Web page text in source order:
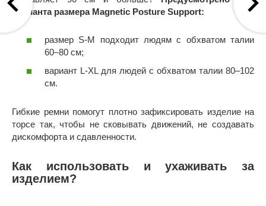
варианта размера Magnetic Posture Support:
размер S-M подходит людям с обхватом талии
60–80 см;
вариант L-XL для людей с обхватом талии 80–102
см.
Гибкие ремни помогут плотно зафиксировать изделие на
торсе так, чтобы не сковывать движений, не создавать
дискомфорта и сдавленности.
Как использовать и ухаживать за
изделием?